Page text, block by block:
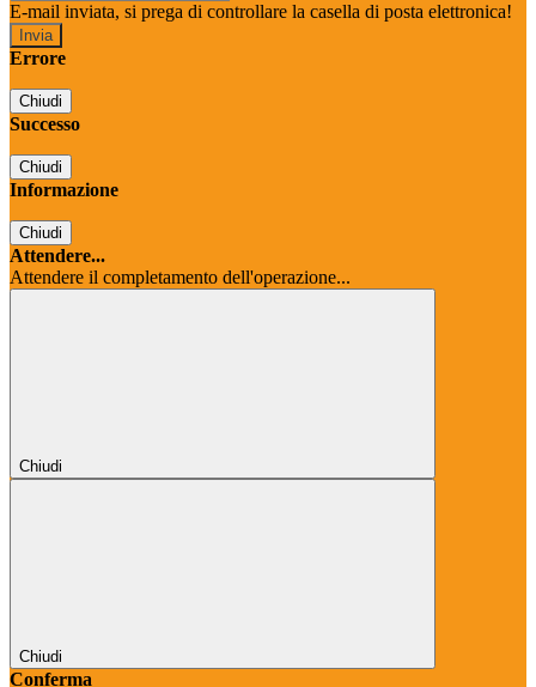
E-mail inviata, si prega di controllare la casella di posta elettronica!
Errore
Chiudi
Successo
Chiudi
Informazione
Chiudi
Attendere...
Attendere il completamento dell'operazione...
Chiudi
Chiudi
Conferma